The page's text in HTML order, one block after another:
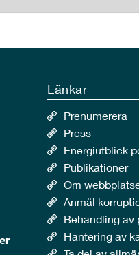
Länkar
Prenumerera
Press
Energiutblick
Publikationer
Om
Anmäl
Behandling av
Hantering av